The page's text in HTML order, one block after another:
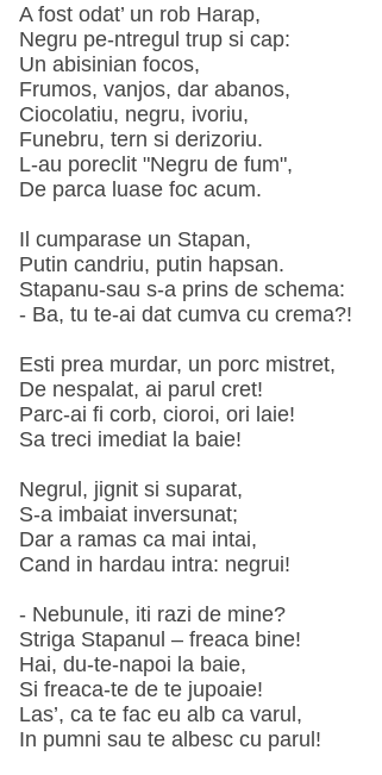
A fost odat’ un rob Harap,
Negru pe-ntregul trup si cap:
Un abisinian focos,
Frumos, vanjos, dar abanos,
Ciocolatiu, negru, ivoriu,
Funebru, tern si derizoriu.
L-au poreclit "Negru de fum",
De parca luase foc acum.
Il cumparase un Stapan,
Putin candriu, putin hapsan.
Stapanu-sau s-a prins de schema:
- Ba, tu te-ai dat cumva cu crema?!
Esti prea murdar, un porc mistret,
De nespalat, ai parul cret!
Parc-ai fi corb, cioroi, ori laie!
Sa treci imediat la baie!
Negrul, jignit si suparat,
S-a imbaiat inversunat;
Dar a ramas ca mai intai,
Cand in hardau intra: negrui!
- Nebunule, iti razi de mine?
Striga Stapanul – freaca bine!
Hai, du-te-napoi la baie,
Si freaca-te de te jupoaie!
Las’, ca te fac eu alb ca varul,
In pumni sau te albesc cu parul!